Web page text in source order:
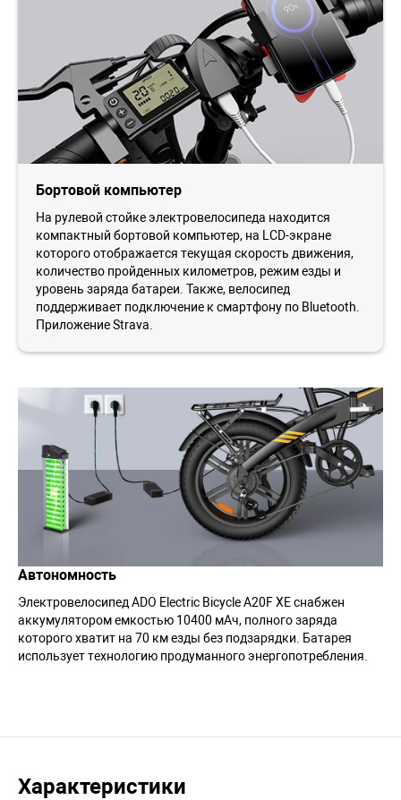
Бортовой компьютер
На рулевой стойке электровелосипеда находится
компактный бортовой компьютер, на LCD-экране
которого отображается текущая скорость движения,
количество пройденных километров, режим езды и
уровень заряда батареи. Также, велосипед
поддерживает подключение к смартфону по Bluetooth.
Приложение Strava.
Автономность
Электровелосипед ADO Electric Bicycle A20F XE снабжен
аккумулятором емкостью 10400 мАч, полного заряда
которого хватит на 70 км езды без подзарядки. Батарея
использует технологию продуманного энергопотребления.
Характеристики